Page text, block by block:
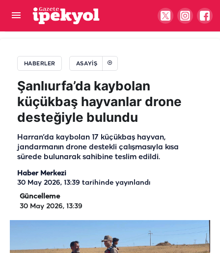
HABERLER ASAYIŞ
Şanlıurfa’da kaybolan
küçükbaş hayvanlar drone
desteğiyle bulundu
Harran’da kaybolan 17 küçükbaş hayvan,
jandarmanın drone destekli çalışmasıyla kısa
sürede bulunarak sahibine teslim edildi.
Haber Merkezi
30 May 2026, 13:39 tarihinde yayınlandı
Güncelleme
30 May 2026, 13:39
Şanlıurfa’da kahreden haber! Henüz 16